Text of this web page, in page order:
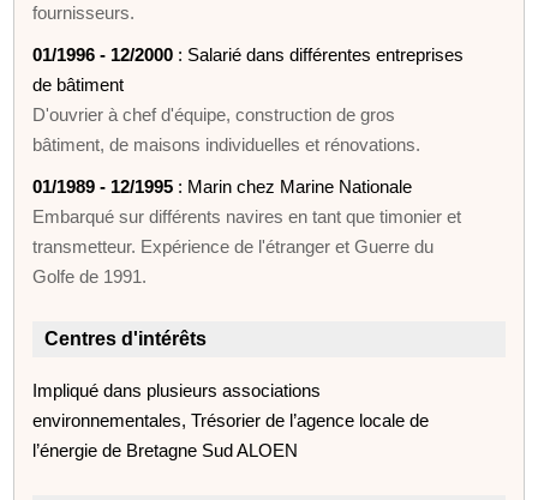
fournisseurs.
01/1996 - 12/2000 : Salarié dans différentes entreprises
de bâtiment
D'ouvrier à chef d'équipe, construction de gros
bâtiment, de maisons individuelles et rénovations.
01/1989 - 12/1995 : Marin chez Marine Nationale
Embarqué sur différents navires en tant que timonier et
transmetteur. Expérience de l'étranger et Guerre du
Golfe de 1991.
Centres d'intérêts
Impliqué dans plusieurs associations
environnementales, Trésorier de l’agence locale de
l’énergie de Bretagne Sud ALOEN